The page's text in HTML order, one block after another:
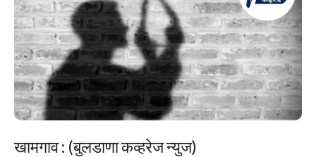
खामगाव : (बुलडाणा कव्हरेज न्युज)